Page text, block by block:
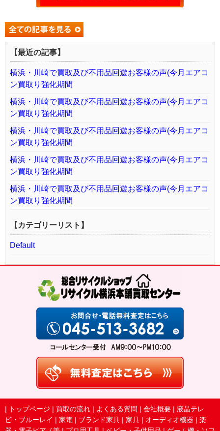
【最近の記事】
横浜・川崎で買取及び不用品回遊お客様の声(今月エアコ
ン買取り強化期間
横浜・川崎で買取及び不用品回遊お客様の声(今月エアコ
ン買取り強化期間
横浜・川崎で買取及び不用品回遊お客様の声(今月エアコ
ン買取り強化期間
横浜・川崎で買取及び不用品回遊お客様の声(今月エアコ
ン買取り強化期間
横浜・川崎で買取及び不用品回遊お客様の声(今月エアコ
ン買取り強化期間
【カテゴリーリスト】
Default
| トップページ | 買取の流れ | よくある質問 | 会社概要 | 液晶テレ
ビ・ブルーレイ | 家電 | ブランド家具 | 家具 | オーディオ機器 | 楽